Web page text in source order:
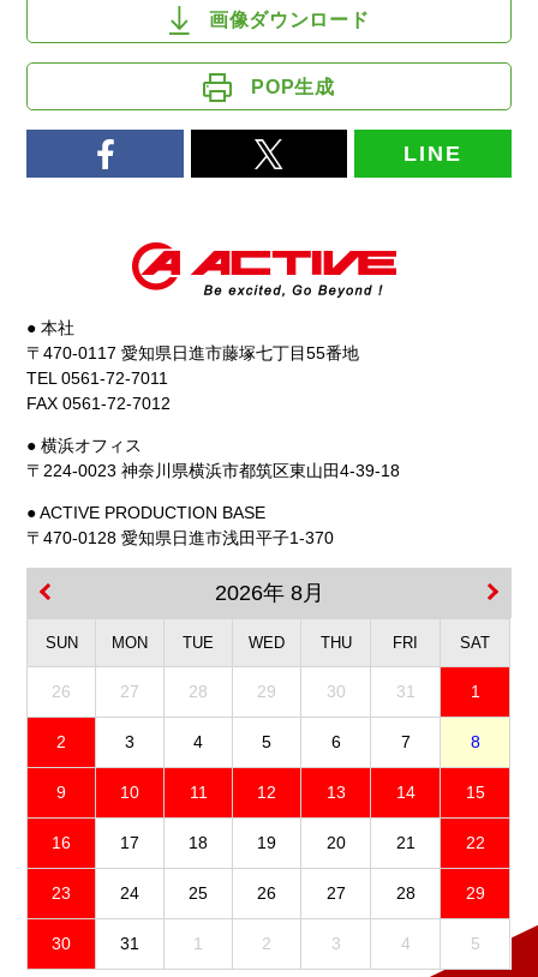
画像ダウンロード
POP生成
LINE
● 本社
〒470-0117 愛知県日進市藤塚七丁目55番地
TEL 0561-72-7011
FAX 0561-72-7012
● 横浜オフィス
〒224-0023 神奈川県横浜市都筑区東山田4-39-18
● ACTIVE PRODUCTION BASE
〒470-0128 愛知県日進市浅田平子1-370
2026年 8月
SUN MON TUE WED THU FRI SAT
26 27 28 29 30 31 1
2 3 4 5 6 7 8
9 10 11 12 13 14 15
16 17 18 19 20 21 22
23 24 25 26 27 28 29
30 31 1 2 3 4 5